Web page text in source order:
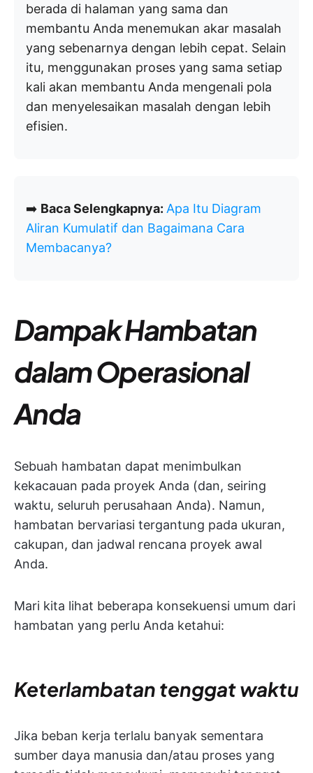
berada di halaman yang sama dan
membantu Anda menemukan akar masalah
yang sebenarnya dengan lebih cepat. Selain
itu, menggunakan proses yang sama setiap
kali akan membantu Anda mengenali pola
dan menyelesaikan masalah dengan lebih
efisien.
➡️ Baca Selengkapnya: Apa Itu Diagram
Aliran Kumulatif dan Bagaimana Cara
Membacanya?
Dampak Hambatan
dalam Operasional
Anda
Sebuah hambatan dapat menimbulkan
kekacauan pada proyek Anda (dan, seiring
waktu, seluruh perusahaan Anda). Namun,
hambatan bervariasi tergantung pada ukuran,
cakupan, dan jadwal rencana proyek awal
Anda.
Mari kita lihat beberapa konsekuensi umum dari
hambatan yang perlu Anda ketahui:
Keterlambatan tenggat waktu
Jika beban kerja terlalu banyak sementara
sumber daya manusia dan/atau proses yang